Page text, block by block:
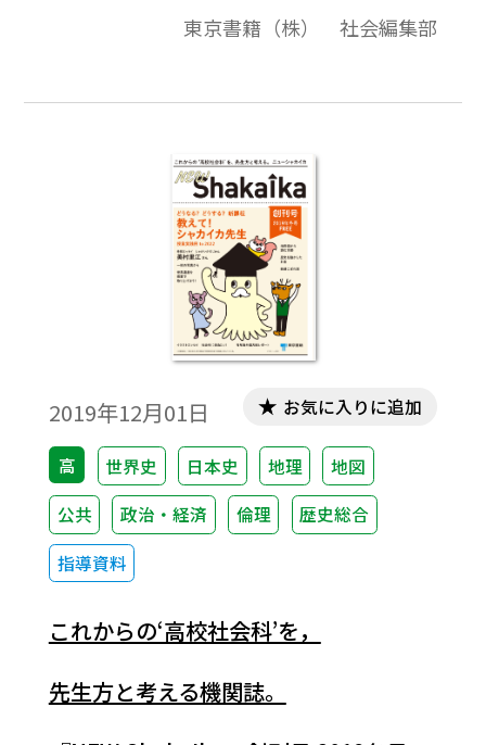
感染症の影響で全国的に臨時休校の措置が
追い込まれています。しかし歴史を紐解け
うな苦難と向き合い、その先に現在の社会
を築いてきました。山積する課題に取り組
むため、地理歴史科・公民科の学習は、今
後さらに重要性を増していくに違いありま
せん。新しいʻ社会科ʼの学びを、これからの
時代を担う高校生たちとどのように展開し
ていくか。今起きている事態を見つめつ
つ、共に考えていければと存じます。
東京書籍（株） 社会編集部
2019年12月01日
高 世界史 日本史 地理
地図
公共
政治・経済 倫理
歴史総合
指導資料
お気に入りに追加
これからの‘高校社会科’を，
先生方と考える機関誌。